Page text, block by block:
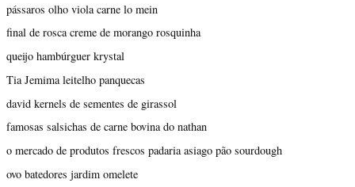
pássaros olho viola carne lo mein
final de rosca creme de morango rosquinha
queijo hambúrguer krystal
Tia Jemima leitelho panquecas
david kernels de sementes de girassol
famosas salsichas de carne bovina do nathan
o mercado de produtos frescos padaria asiago pão sourdough
ovo batedores jardim omelete